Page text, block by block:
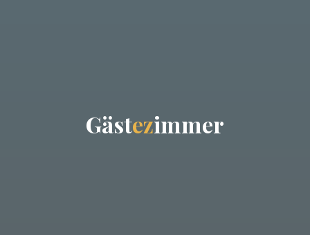
Gästezimmer